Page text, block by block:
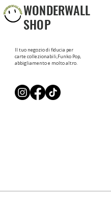
WONDERWALL
SHOP
Il tuo negozio di fiducia per
carte collezionabili,Funko Pop,
abbigliamento e molto altro.